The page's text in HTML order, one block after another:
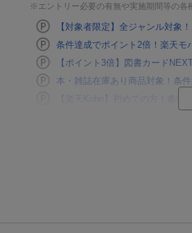
※エントリー必要の有無や実施期間等の各
【対象者限定】全ジャンル対
条件達成でポイント2倍！楽天モ
【ポイント3倍】図書カード
本・雑誌在庫あり商品対象！条
【楽天Kobo】初めての方！条件